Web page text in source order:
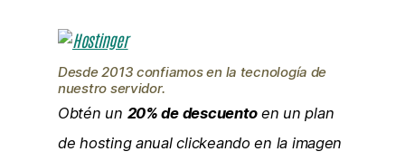
Desde 2013 confiamos en la tecnología de
nuestro servidor.
Obtén un 20% de descuentoen un plan
de hosting anual clickeando en la imagen